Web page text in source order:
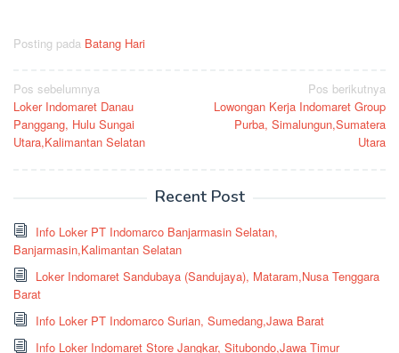
Posting pada Batang Hari
Navigasi
pos
Pos sebelumnya
Loker Indomaret Danau
Panggang, Hulu Sungai
Utara,Kalimantan Selatan
Pos berikutnya
Lowongan Kerja Indomaret Group
Purba, Simalungun,Sumatera
Utara
Recent Post
Info Loker PT Indomarco Banjarmasin Selatan,
Banjarmasin,Kalimantan Selatan
Loker Indomaret Sandubaya (Sandujaya), Mataram,Nusa Tenggara
Barat
Info Loker PT Indomarco Surian, Sumedang,Jawa Barat
Info Loker Indomaret Store Jangkar, Situbondo,Jawa Timur